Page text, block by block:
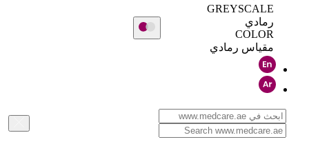
GREYSCALE
رمادي
COLOR
مقياس رمادي